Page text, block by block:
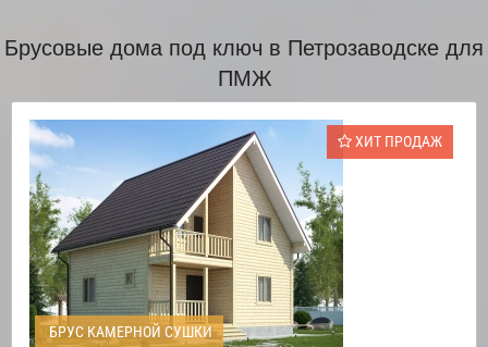
Брусовые дома под ключ в Петрозаводске для
ПМЖ
ХИТ ПРОДАЖ
БРУС КАМЕРНОЙ СУШКИ